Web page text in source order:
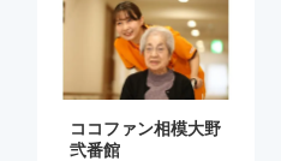
ココファン相模大野
弐番館